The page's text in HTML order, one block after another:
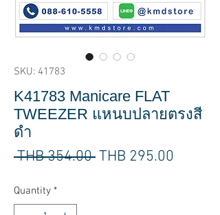
SKU: 41783
K41783 Manicare FLAT
TWEEZER แหนบปลายตรงสี
ดำ
THB 354.00 Regular
THB 295.00
Quantity *